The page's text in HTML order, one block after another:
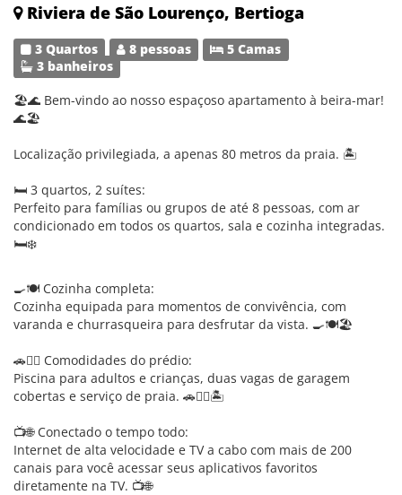
Riviera de São Lourenço, Bertioga
3 Quartos 8 pessoas
5 Camas
3 banheiros
🏖️🌊 Bem-vindo ao nosso espaçoso apartamento à beira-mar!
🌊🏖️
Localização privilegiada, a apenas 80 metros da praia. 🏝️
🛏️ 3 quartos, 2 suítes:
Perfeito para famílias ou grupos de até 8 pessoas, com ar
condicionado em todos os quartos, sala e cozinha integradas.
🛏️❄️
🍳🍽️ Cozinha completa:
Cozinha equipada para momentos de convivência, com
varanda e churrasqueira para desfrutar da vista. 🍳🍽️🏖️
🚗🏊‍♂️ Comodidades do prédio:
Piscina para adultos e crianças, duas vagas de garagem
cobertas e serviço de praia. 🚗🏊‍♂️🏝️
📺🌐 Conectado o tempo todo:
Internet de alta velocidade e TV a cabo com mais de 200
canais para você acessar seus aplicativos favoritos
diretamente na TV. 📺🌐